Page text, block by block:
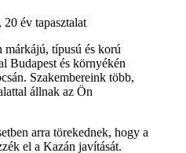
év tapasztalat
típusú és korú
Budapest és környékén
Szakembereink több,
állnak az Ön
arra törekednek, hogy a
el a Kazán javítását.